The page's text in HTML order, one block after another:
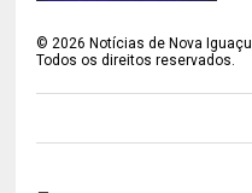
©2026 Notícias de Nova Iguaçu
Todos os direitos reservados.